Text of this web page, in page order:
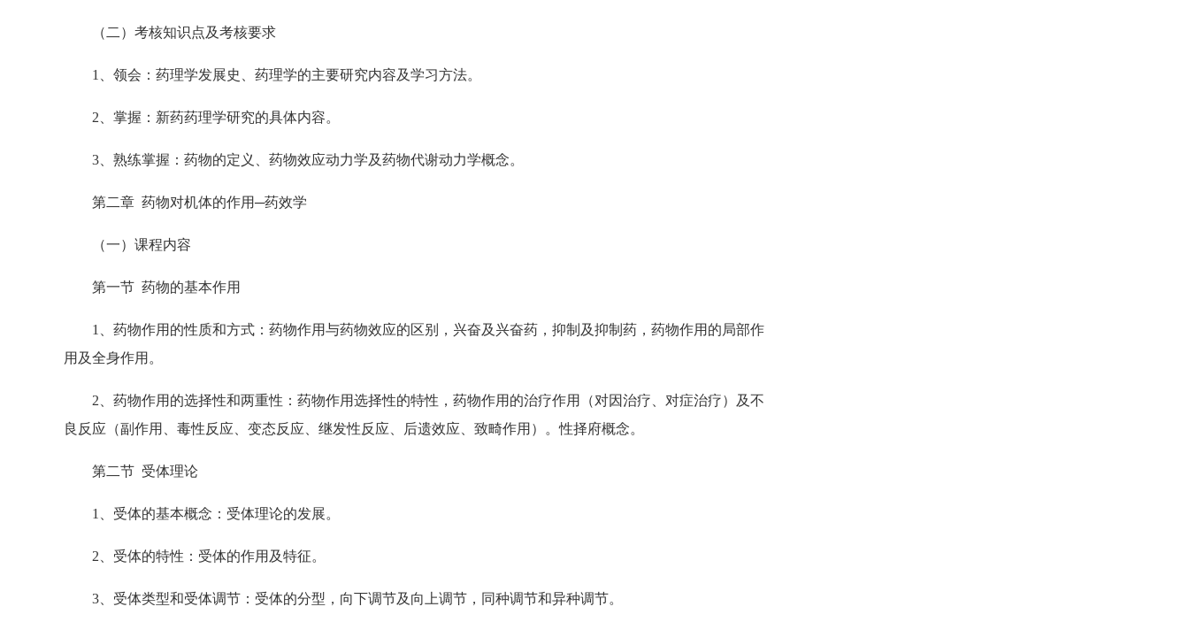
（二）考核知识点及考核要求
1、领会：药理学发展史、药理学的主要研究内容及学习方法。
2、掌握：新药药理学研究的具体内容。
3、熟练掌握：药物的定义、药物效应动力学及药物代谢动力学概念。
第二章 药物对机体的作用─药效学
（一）课程内容
第一节 药物的基本作用
1、药物作用的性质和方式：药物作用与药物效应的区别，兴奋及兴奋药，抑制及抑制药，药物作用的局部作
用及全身作用。
2、药物作用的选择性和两重性：药物作用选择性的特性，药物作用的治疗作用（对因治疗、对症治疗）及不
良反应（副作用、毒性反应、变态反应、继发性反应、后遗效应、致畸作用）。性择府概念。
第二节 受体理论
1、受体的基本概念：受体理论的发展。
2、受体的特性：受体的作用及特征。
3、受体类型和受体调节：受体的分型，向下调节及向上调节，同种调节和异种调节。